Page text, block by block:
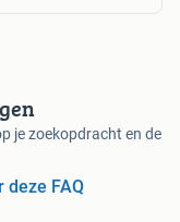
je zoekopdracht en de
deze FAQ